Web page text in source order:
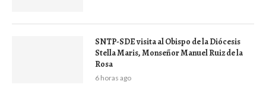
SNTP-SDE visita al Obispo de la Diócesis
Stella Maris, Monseñor Manuel Ruiz de la
Rosa
6 horas ago